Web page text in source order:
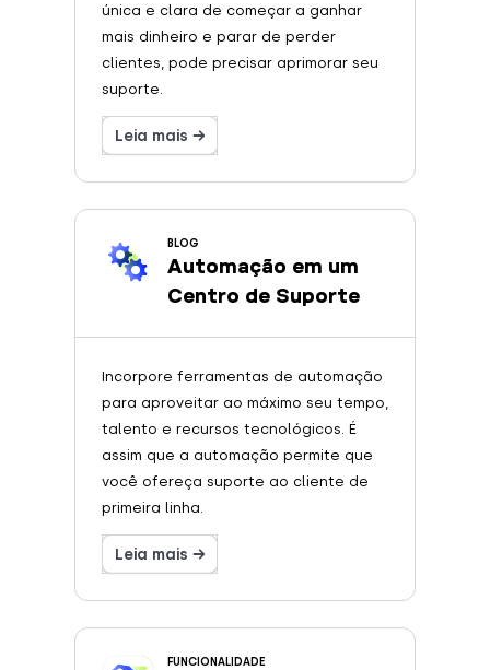
única e clara de começar a ganhar
mais dinheiro e parar de perder
clientes, pode precisar aprimorar seu
suporte.
Leia mais →
BLOG
Automação em um
Centro de Suporte
Incorpore ferramentas de automação
para aproveitar ao máximo seu tempo,
talento e recursos tecnológicos. É
assim que a automação permite que
você ofereça suporte ao cliente de
primeira linha.
Leia mais →
FUNCIONALIDADE